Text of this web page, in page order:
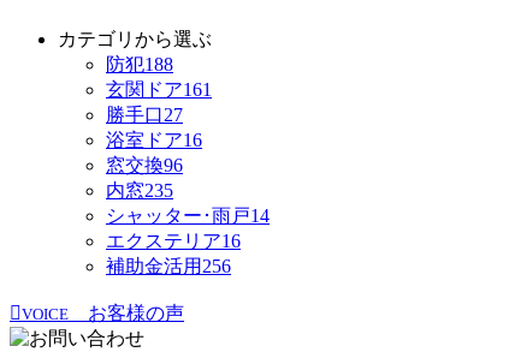
カテゴリから選ぶ
防犯188
玄関ドア161
勝手口27
浴室ドア16
窓交換96
内窓235
シャッター･雨戸14
エクステリア16
補助金活用 256
VOICE お客様の声